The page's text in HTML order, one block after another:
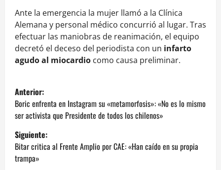
Ante la emergencia la mujer llamó a la Clínica
Alemana y personal médico concurrió al lugar. Tras
efectuar las maniobras de reanimación, el equipo
decretó el deceso del periodista con un infarto
agudo al miocardio como causa preliminar.
N
a
v
e
Anterior:
Boric enfrenta en Instagram su «metamorfosis»: «No es lo mismo
ser activista que Presidente de todos los chilenos»
Siguiente:
Bitar critica al Frente Amplio por CAE: «Han caído en su propia
trampa»